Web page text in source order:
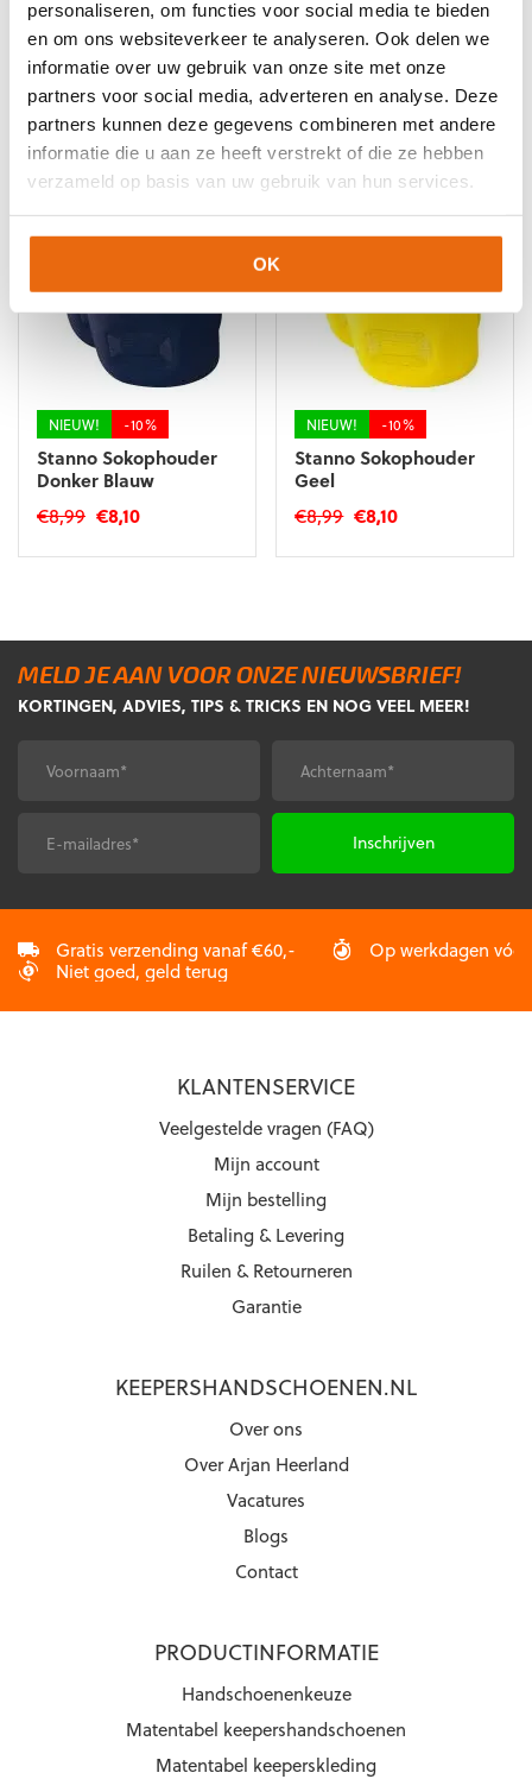
personaliseren, om functies voor social media te bieden
en om ons websiteverkeer te analyseren. Ook delen we
informatie over uw gebruik van onze site met onze
partners voor social media, adverteren en analyse. Deze
partners kunnen deze gegevens combineren met andere
informatie die u aan ze heeft verstrekt of die ze hebben
verzameld op basis van uw gebruik van hun services.
OK
Stanno Sokophouder
Oranje
€8,99Oorspronkelijke
prijs
was:
€8,99.
€8,10Huidige
prijs
is:
€8,10.
Jako Profi Nekwarmer
€14,99Oorspronkelijke
prijs
was:
€14,99.
€13,50Huidige
prijs
is:
€13,50.
NIEUW! -10%
Stanno Sokophouder
Donker Blauw
€8,99 Oorspronkelijke
€8,10Huidige
NIEUW! -10%
Stanno Sokophouder
Geel
€8,99 Oorspronkelijke
€8,10Huidige
MELD JE AAN VOOR ONZE NIEUWSBRIEF!
KORTINGEN, ADVIES, TIPS & TRICKS EN NOG VEEL MEER!
Voornaam* Achternaam*
Gratis verzending vanaf €60,-
Op werkdagen
Niet goed, geld terug
KLANTENSERVICE
Veelgestelde vragen (FAQ)
Mijn account
Mijn bestelling
Betaling & Levering
Ruilen & Retourneren
Garantie
KEEPERSHANDSCHOENEN.NL
Over ons
Over Arjan Heerland
Vacatures
Blogs
Contact
PRODUCTINFORMATIE
Handschoenenkeuze
Matentabel keepershandschoenen
Matentabel keeperskleding